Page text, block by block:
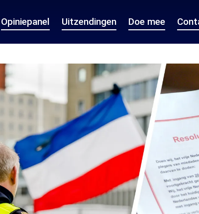
Opiniepanel Uitzendingen Doe mee